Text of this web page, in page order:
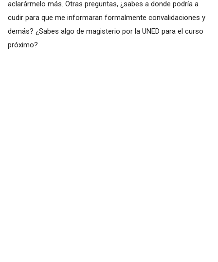
aclarármelo más. Otras preguntas, ¿sabes a donde podría a
cudir para que me informaran formalmente convalidaciones y
demás? ¿Sabes algo de magisterio por la UNED para el curso
próximo?